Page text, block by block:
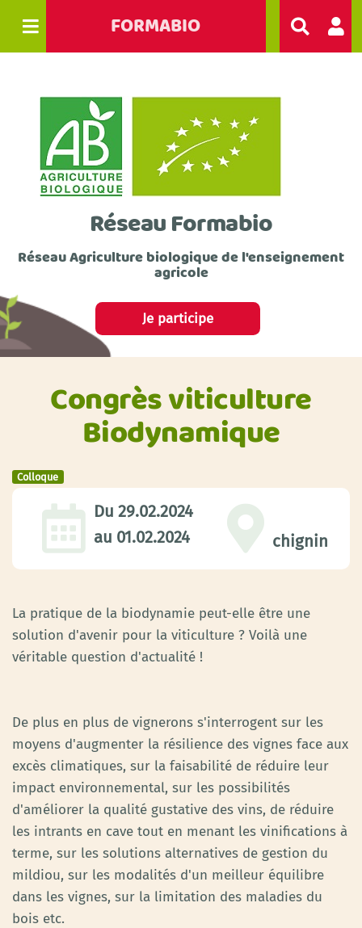
FORMABIO
Réseau Formabio
Réseau Agriculture biologique de l'enseignement
agricole
Je participe
Congrès viticulture
Biodynamique
Colloque
Du 29.02.2024
au 01.02.2024 chignin
La pratique de la biodynamie peut-elle être une
solution d'avenir pour la viticulture ? Voilà une
véritable question d'actualité !
De plus en plus de vignerons s'interrogent sur les
moyens d'augmenter la résilience des vignes face aux
excès climatiques, sur la faisabilité de réduire leur
impact environnemental, sur les possibilités
d'améliorer la qualité gustative des vins, de réduire
les intrants en cave tout en menant les vinifications à
terme, sur les solutions alternatives de gestion du
mildiou, sur les modalités d'un meilleur équilibre
dans les vignes, sur la limitation des maladies du
bois etc.